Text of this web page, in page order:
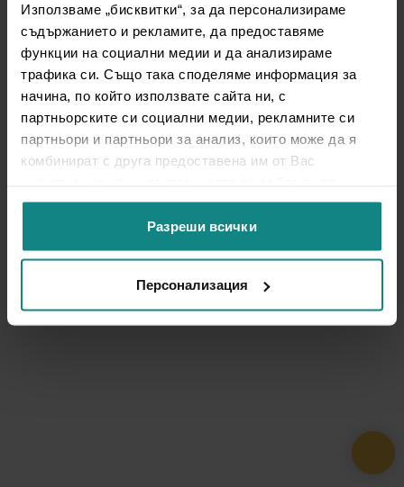
Използваме „бисквитки“, за да персонализираме
съдържанието и рекламите, да предоставяме
функции на социални медии и да анализираме
трафика си. Също така споделяме информация за
начина, по който използвате сайта ни, с
партньорските си социални медии, рекламните си
партньори и партньори за анализ, които може да я
комбинират с друга предоставена им от Вас
ползването от Ваша страна на услугите им.
Разреши всички
Персонализация